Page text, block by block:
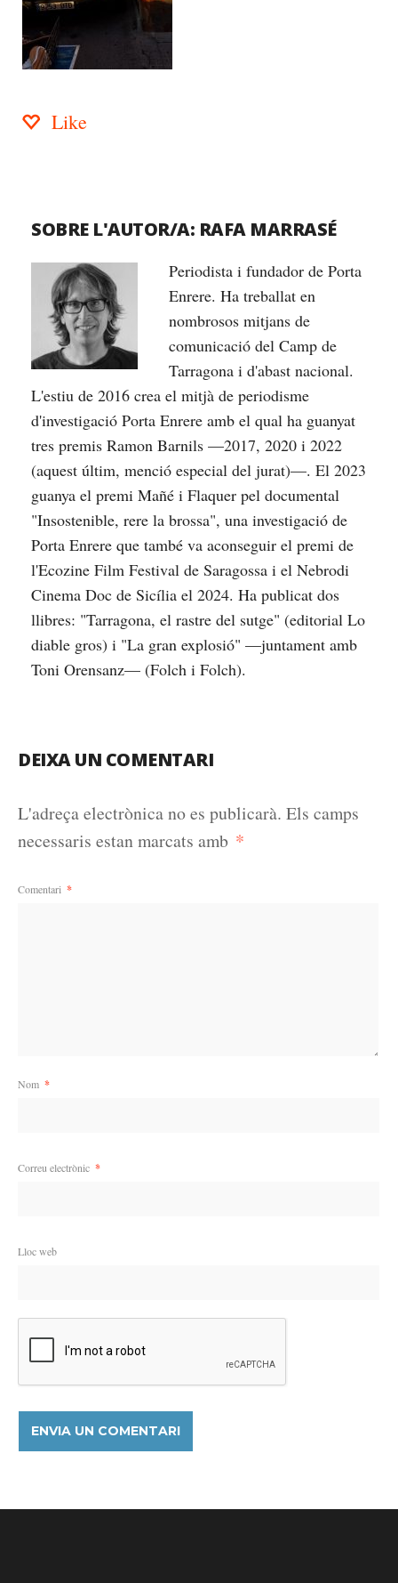
Like
SOBRE L'AUTOR/A: RAFA MARRASÉ
Periodista i fundador de Porta
Enrere. Ha treballat en
nombrosos mitjans de
comunicació del Camp de
Tarragona i d'abast nacional.
L'estiu de 2016 crea el mitjà de periodisme
d'investigació Porta Enrere amb el qual ha guanyat
tres premis Ramon Barnils —2017, 2020 i 2022
(aquest últim, menció especial del jurat)—. El 2023
guanya el premi Mañé i Flaquer pel documental
"Insostenible, rere la brossa", una investigació de
Porta Enrere que també va aconseguir el premi de
l'Ecozine Film Festival de Saragossa i el Nebrodi
Cinema Doc de Sicília el 2024. Ha publicat dos
llibres: "Tarragona, el rastre del sutge" (editorial Lo
diable gros) i "La gran explosió" —juntament amb
Toni Orensanz— (Folch i Folch).
DEIXA UN COMENTARI
L'adreça electrònica no es publicarà. Els camps
necessaris estan marcats amb *
Comentari *
Nom *
Correu electrònic *
Lloc web